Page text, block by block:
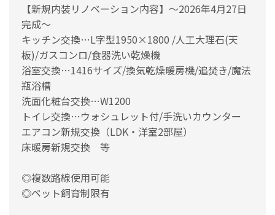
【新規内装リノベーション内容】～2026年4月27日
完成～
キッチン交換…L字型1950×1800 /人工大理石(天
板)/ガスコンロ/食器洗い乾燥機
浴室交換…1416サイズ/換気乾燥暖房機/追焚き/魔法
瓶浴槽
洗面化粧台交換…W1200
トイレ交換…ウォシュレット付/手洗いカウンター
エアコン新規交換（LDK・洋室2部屋）
床暖房新規交換 等
◎複数路線使用可能
◎ペット飼育制限有